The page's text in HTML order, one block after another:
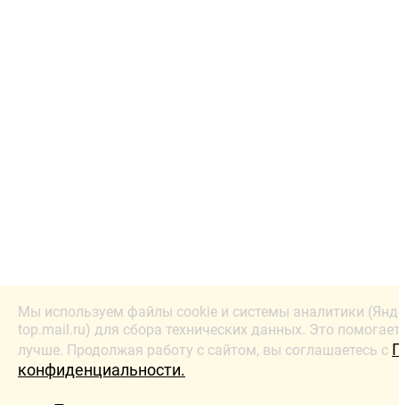
Мы используем файлы cookie и системы аналитики
top.mail.ru) для сбора технических данных. Это
лучше. Продолжая работу с сайтом, вы соглашаетесь с
конфиденциальности.